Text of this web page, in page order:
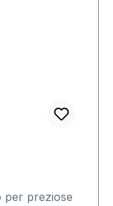
viti.
per preziose